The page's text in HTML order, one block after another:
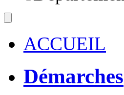
ACCUEIL
Démarches